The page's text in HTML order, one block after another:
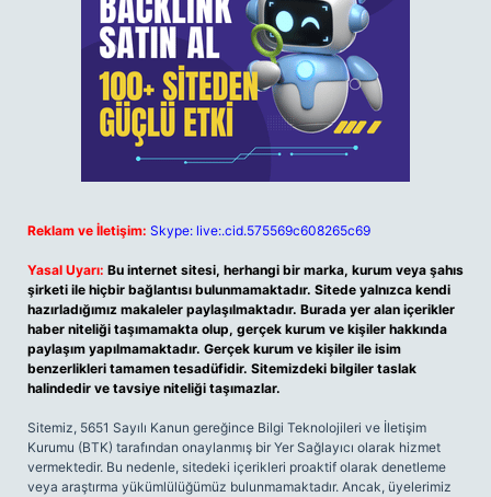
Reklam ve İletişim: Skype: live:.cid.575569c608265c69
Yasal Uyarı: Bu internet sitesi, herhangi bir marka, kurum veya şahıs
şirketi ile hiçbir bağlantısı bulunmamaktadır. Sitede yalnızca kendi
hazırladığımız makaleler paylaşılmaktadır. Burada yer alan içerikler
haber niteliği taşımamakta olup, gerçek kurum ve kişiler hakkında
paylaşım yapılmamaktadır. Gerçek kurum ve kişiler ile isim
benzerlikleri tamamen tesadüfidir. Sitemizdeki bilgiler taslak
halindedir ve tavsiye niteliği taşımazlar.
Sitemiz, 5651 Sayılı Kanun gereğince Bilgi Teknolojileri ve İletişim
Kurumu (BTK) tarafından onaylanmış bir Yer Sağlayıcı olarak hizmet
vermektedir. Bu nedenle, sitedeki içerikleri proaktif olarak denetleme
veya araştırma yükümlülüğümüz bulunmamaktadır. Ancak, üyelerimiz